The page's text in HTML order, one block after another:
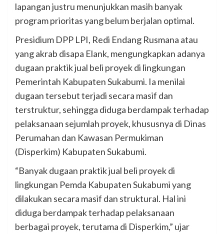
lapangan justru menunjukkan masih banyak
program prioritas yang belum berjalan optimal.
Presidium DPP LPI, Redi Endang Rusmana atau
yang akrab disapa Elank, mengungkapkan adanya
dugaan praktik jual beli proyek di lingkungan
Pemerintah Kabupaten Sukabumi. Ia menilai
dugaan tersebut terjadi secara masif dan
terstruktur, sehingga diduga berdampak terhadap
pelaksanaan sejumlah proyek, khususnya di Dinas
Perumahan dan Kawasan Permukiman
(Disperkim) Kabupaten Sukabumi.
“Banyak dugaan praktik jual beli proyek di
lingkungan Pemda Kabupaten Sukabumi yang
dilakukan secara masif dan struktural. Hal ini
diduga berdampak terhadap pelaksanaan
berbagai proyek, terutama di Disperkim,” ujar